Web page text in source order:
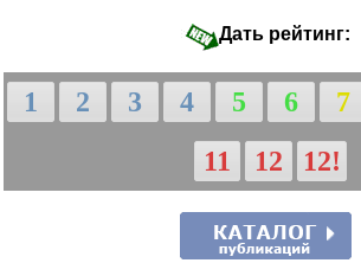
Дать рейтинг:
1 2 3 4 5 6 7
11
12 12!